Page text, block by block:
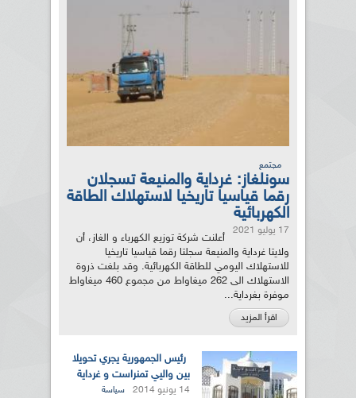
مجتمع
سونلغاز: غرداية والمنيعة تسجلان
رقما قياسيا تاريخيا لاستهلاك الطاقة
الكهربائية
17 يوليو 2021
أعلنت شركة توزيع الكهرباء و الغاز، أن
ولايتا غرداية والمنيعة سجلتا رقما قياسيا تاريخيا
للاستهلاك اليومي للطاقة الكهربائية. وقد بلغت ذروة
الاستهلاك الى 262 ميغاواط من مجموع 460 ميغاواط
موفرة بغرداية...
اقرأ المزيد
رئيس الجمهورية يجري تحويلا
بين واليي تمنراست و غرداية
14 يونيو 2014 سياسة